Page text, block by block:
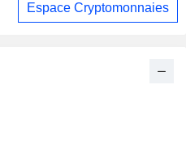
Espace Cryptomonnaies